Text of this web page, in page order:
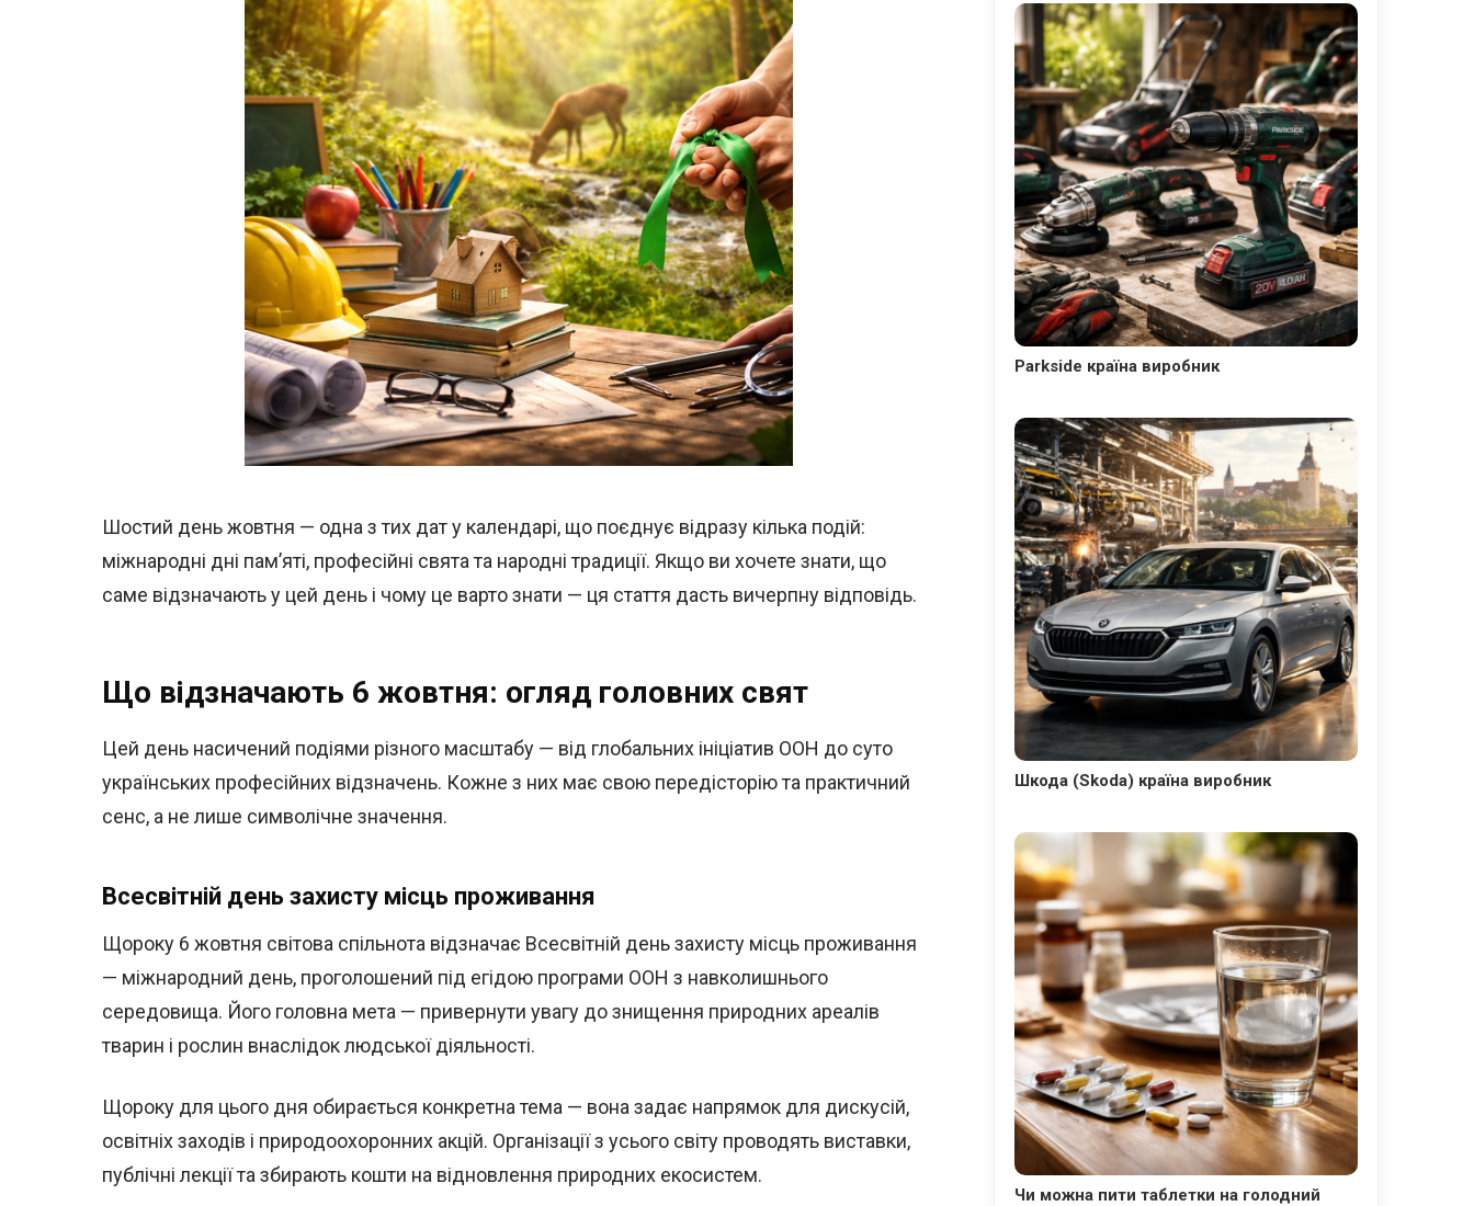
Шостий день жовтня — одна з тих дат у календарі, що поєднує відразу кілька подій:
міжнародні дні пам’яті, професійні свята та народні традиції. Якщо ви хочете знати, що
саме відзначають у цей день і чому це варто знати — ця стаття дасть вичерпну відповідь.
Що відзначають 6 жовтня: огляд головних свят
Цей день насичений подіями різного масштабу — від глобальних ініціатив ООН до суто
українських професійних відзначень. Кожне з них має свою передісторію та практичний
сенс, а не лише символічне значення.
Всесвітній день захисту місць проживання
Щороку 6 жовтня світова спільнота відзначає Всесвітній день захисту місць проживання
— міжнародний день, проголошений під егідою програми ООН з навколишнього
середовища. Його головна мета — привернути увагу до знищення природних ареалів
тварин і рослин внаслідок людської діяльності.
Щороку для цього дня обирається конкретна тема — вона задає напрямок для дискусій,
освітніх заходів і природоохоронних акцій. Організації з усього світу проводять виставки,
публічні лекції та збирають кошти на відновлення природних екосистем.
Parkside країна виробник
Шкода (Skoda) країна виробник
Чи можна пити таблетки на голодний